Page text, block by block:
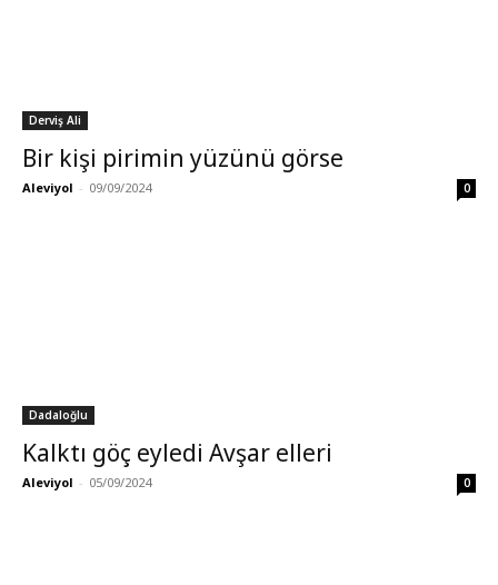
Derviş Ali
Bir kişi pirimin yüzünü görse
Aleviyol - 09/09/2024 0
Dadaloğlu
Kalktı göç eyledi Avşar elleri
Aleviyol - 05/09/2024 0